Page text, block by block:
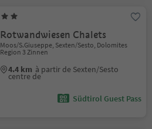
Rotwandwiesen Chalets
Moos/S.Giuseppe, Sexten/Sesto, Dolomites
Region 3 Zinnen
4.4 km à partir de Sexten/Sesto
centre de
Südtirol Guest Pass